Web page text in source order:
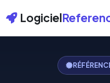
Logiciel